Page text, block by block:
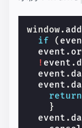
window.
if
(
event .
! event .
event .
event .
return
}
event .